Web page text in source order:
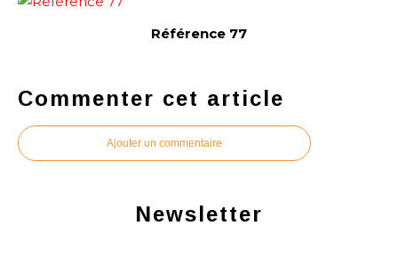
Référence 77
Commenter cet article
Ajouter un commentaire
Newsletter